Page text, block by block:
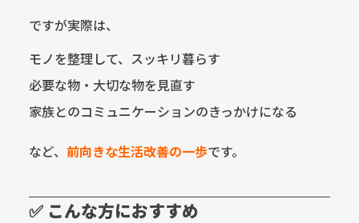
ですが実際は、
モノを整理して、スッキリ暮らす
必要な物・大切な物を見直す
家族とのコミュニケーションのきっかけになる
など、 前向きな生活改善の一歩です。
✅ こんな方におすすめ